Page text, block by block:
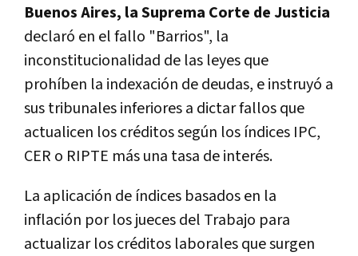
Buenos Aires, la Suprema Corte de Justicia
declaró en el fallo "Barrios", la
inconstitucionalidad de las leyes que
prohíben la indexación de deudas, e instruyó a
sus tribunales inferiores a dictar fallos que
actualicen los créditos según los índices IPC,
CER o RIPTE más una tasa de interés.
La aplicación de índices basados en la
inflación por los jueces del Trabajo para
actualizar los créditos laborales que surgen